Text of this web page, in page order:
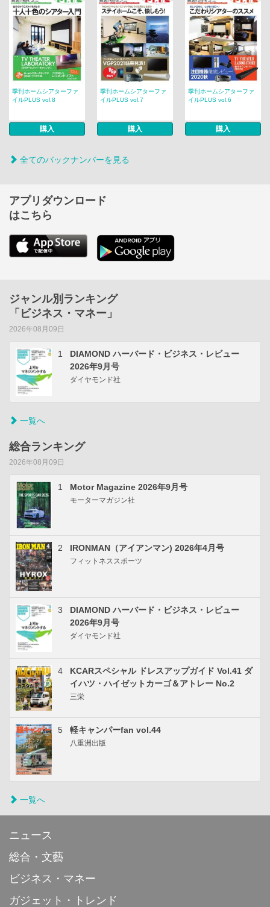
季刊ホームシアターファ
イルPLUS vol.8
購入
季刊ホームシアターファ
イルPLUS vol.7
購入
季刊ホームシアターファ
イルPLUS vol.6
購入
全てのバックナンバーを見る
アプリダウンロード
はこちら
ジャンル別ランキング
「ビジネス・マネー」
2026年08月09日
1
DIAMOND ハーバード・ビジネス・レビュー
2026年9月号
ダイヤモンド社
一覧へ
総合ランキング
2026年08月09日
1 Motor Magazine 2026年9月号
モーターマガジン社
2 IRONMAN（アイアンマン) 2026年4月号
フィットネススポーツ
3
DIAMOND ハーバード・ビジネス・レビュー
2026年9月号
ダイヤモンド社
4
KCARスペシャル ドレスアップガイド Vol.41 ダ
イハツ・ハイゼットカーゴ＆アトレー No.2
三栄
5 軽キャンパーfan vol.44
八重洲出版
一覧へ
ニュース
総合・文藝
ビジネス・マネー
ガジェット・トレンド